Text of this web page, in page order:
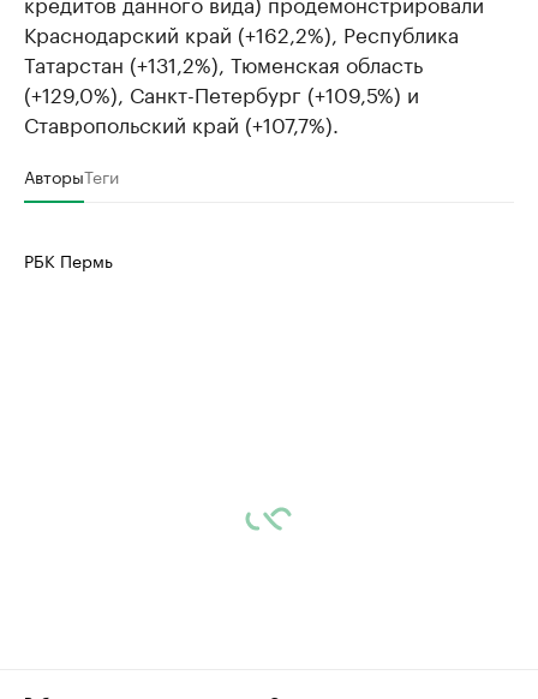
Краснодарский край (+162,2%), Республика
Татарстан (+131,2%), Тюменская область
(+129,0%), Санкт-Петербург (+109,5%) и
Ставропольский край (+107,7%).
АвторыТеги
РБК Пермь